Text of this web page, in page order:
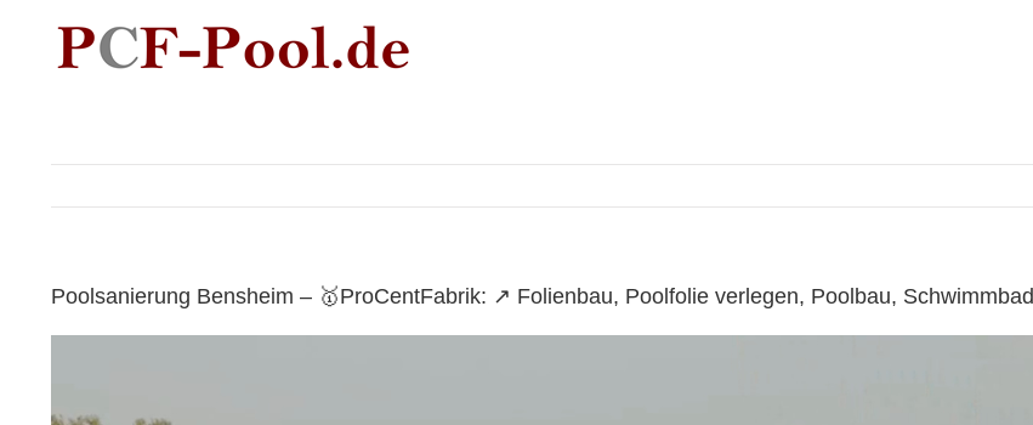
content
Poolsanierung Bensheim – 🥇ProCentFabrik: ↗️ Folienbau, Poolfolie verlegen, Poolbau, Schwimmbad